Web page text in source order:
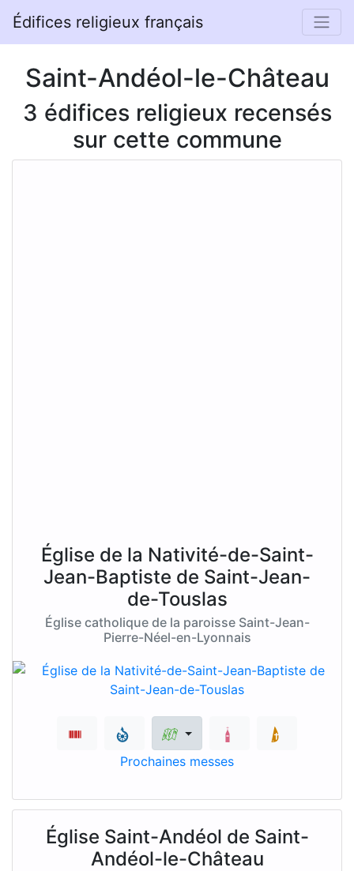
Édifices religieux français
Saint-Andéol-le-Château
3 édifices religieux recensés
sur cette commune
Église de la Nativité-de-Saint-
Jean-Baptiste de Saint-Jean-
de-Touslas
Église catholique de la paroisse Saint-Jean-
Pierre-Néel-en-Lyonnais
Prochaines messes
Église Saint-Andéol de Saint-
Andéol-le-Château